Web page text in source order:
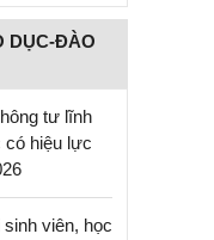
DỤC-ĐÀO
tư lĩnh
có hiệu lực
viên, học